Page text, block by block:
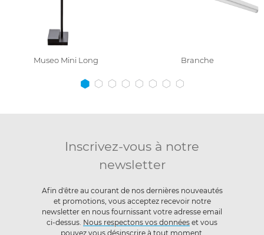
Museo Mini Long Branche
Inscrivez-vous à notre
newsletter
Afin d'être au courant de nos dernières nouveautés
et promotions, vous acceptez recevoir notre
newsletter en nous fournissant votre adresse email
ci-dessus. Nous respectons vos données et vous
pouvez vous désinscrire à tout moment.